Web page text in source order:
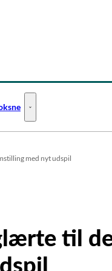
Flere linksUddannelse til voksne -
med nyt udspil
til